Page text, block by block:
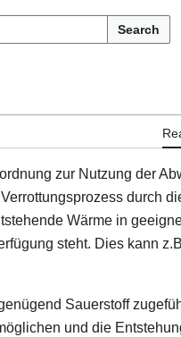
Search
zur Nutzung der
durch
Wärme in
steht. Dies kann
Sauerstoff
und die